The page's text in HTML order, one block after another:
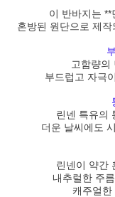
페이코 ID로
이 반바지는
혼방된 원단으로 제
고함량의
부드럽고 자극
린넨 특유의
더운 날씨에도
린넨이 약간
내추럴한 주
캐주얼한